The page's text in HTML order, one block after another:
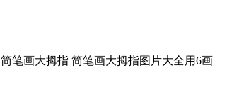
简笔画大拇指 简笔画大拇指图片大全用6画